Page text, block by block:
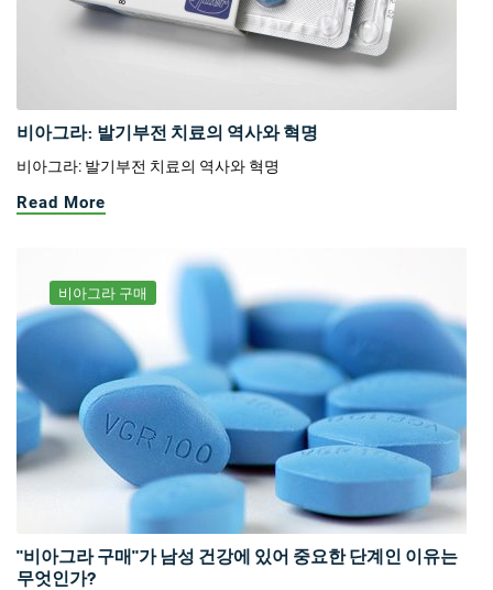
비아그라: 발기부전 치료의 역사와 혁명
비아그라: 발기부전 치료의 역사와 혁명
Read More
비아그라 구매
"비아그라 구매"가 남성 건강에 있어 중요한 단계인 이유는
무엇인가?